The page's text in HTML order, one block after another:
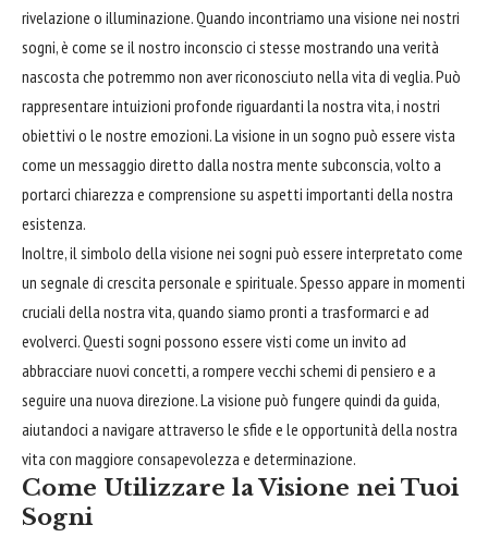
rivelazione o illuminazione. Quando incontriamo una visione nei nostri
sogni, è come se il nostro inconscio ci stesse mostrando una verità
nascosta che potremmo non aver riconosciuto nella vita di veglia. Può
rappresentare intuizioni profonde riguardanti la nostra vita, i nostri
obiettivi o le nostre emozioni. La visione in un sogno può essere vista
come un messaggio diretto dalla nostra mente subconscia, volto a
portarci chiarezza e comprensione su aspetti importanti della nostra
esistenza.
Inoltre, il simbolo della visione nei sogni può essere interpretato come
un segnale di crescita personale e spirituale. Spesso appare in momenti
cruciali della nostra vita, quando siamo pronti a trasformarci e ad
evolverci. Questi sogni possono essere visti come un invito ad
abbracciare nuovi concetti, a rompere vecchi schemi di pensiero e a
seguire una nuova direzione. La visione può fungere quindi da guida,
aiutandoci a navigare attraverso le sfide e le opportunità della nostra
vita con maggiore consapevolezza e determinazione.
Come Utilizzare la Visione nei Tuoi
Sogni